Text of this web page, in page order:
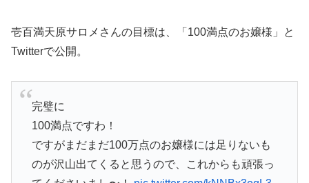
壱百満天原サロメさんの目標は、「100満点のお嬢様」と
Twitterで公開。
完璧に
100満点ですわ！
ですがまだまだ100万点のお嬢様には足りないも
のが沢山出てくると思うので、これからも頑張っ